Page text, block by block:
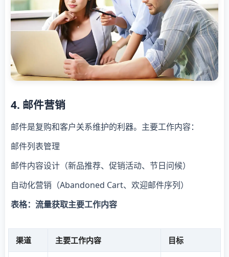
4. 邮件营销
邮件是复购和客户关系维护的利器。主要工作内容：
邮件列表管理
邮件内容设计（新品推荐、促销活动、节日问候）
自动化营销（Abandoned Cart、欢迎邮件序列）
表格：流量获取主要工作内容
渠道 主要工作内容 目标